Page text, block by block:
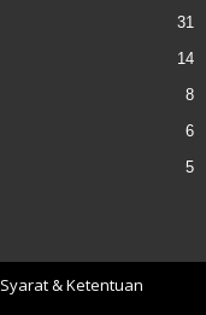
31
14
8
6
5
Syarat & Ketentuan